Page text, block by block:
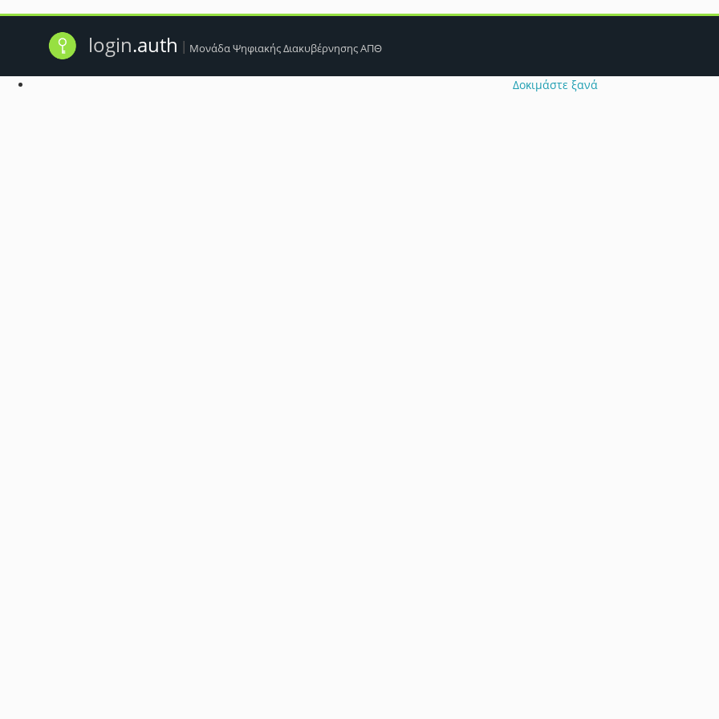
login.auth Μονάδα Ψηφιακής Διακυβέρνησης ΑΠΘ
Ενδέχεται τα cookie του προγράμματος περιήγησής σας να έχουν απενεργοποιηθεί. Παρακαλούμε ελέγξτε τις
Δοκιμάστε ξανά